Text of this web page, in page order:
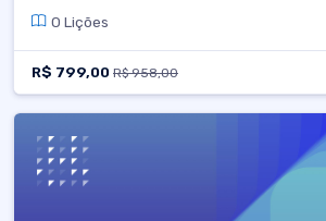
0 Lições
R$ 799,00 R$ 958,00